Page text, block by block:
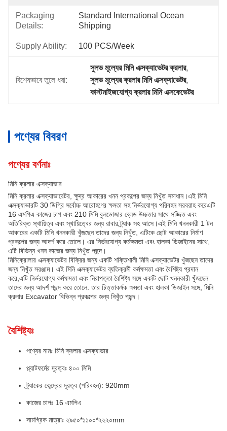
Packaging
Details:
Standard International Ocean
Shipping
Supply Ability: 100 PCS/Week
বিশেষভাবে তুলে ধরা:
সুলভ মূল্যের মিনি এক্সক্যাভেটর ক্রলার,
সুলভ মূল্যের ক্রলার মিনি এক্সক্যাভেটর,
কাস্টমাইজযোগ্য ক্রলার মিনি এক্সকেভেটর
পণ্যের বিবরণ
পণ্যের বর্ণনাঃ
মিনি ক্রলার এক্সক্যাভার
মিনি ক্রলার এক্সক্যাভারেটর, ক্ষুদ্র আকারের খনন প্রকল্পের জন্য নিখুঁত সমাধান।এই মিনি
এক্সক্যাভারটি 30 ডিগ্রি সর্বোচ্চ আরোহণের ক্ষমতা সহ নির্ভরযোগ্য পরিবহন সরবরাহ করেএটি
16 এমপিএ কাজের চাপ এবং 210 মিমি বুলডোজার ব্লেড উচ্চতার সাথে সজ্জিত এবং
অতিরিক্ত স্থায়িত্ব এবং স্থায়িত্বের জন্য রাবার ট্র্যাক সহ আসে।এই মিনি খননকারী 1 টন
আকারের একটি মিনি খননকারী খুঁজছেন তাদের জন্য নিখুঁত, এটিকে ছোট আকারের নির্মাণ
প্রকল্পের জন্য আদর্শ করে তোলে। এর নির্ভরযোগ্য কর্মক্ষমতা এবং হালকা ডিজাইনের সাথে,
এটি বিভিন্ন খনন কাজের জন্য নিখুঁত পছন্দ।
মিনিক্রোলার এক্সক্যাভেটর বিক্রির জন্য একটি শক্তিশালী মিনি এক্সক্যাভেটর খুঁজছেন তাদের
জন্য নিখুঁত সরঞ্জাম। এই মিনি এক্সক্যাভেটর ব্যতিক্রমী কর্মক্ষমতা এবং বৈশিষ্ট্য প্রদান
করে,এটি নির্ভরযোগ্য কর্মক্ষমতা এবং নিরাপত্তা বৈশিষ্ট্য সঙ্গে একটি ছোট খননকারী খুঁজছেন
তাদের জন্য আদর্শ পছন্দ করে তোলে. তার চিত্তাকর্ষক ক্ষমতা এবং হালকা ডিজাইন সঙ্গে, মিনি
ক্রলার Excavator বিভিন্ন প্রকল্পের জন্য নিখুঁত পছন্দ।
বৈশিষ্ট্যঃ
পণ্যের নামঃ মিনি ক্রলার এক্সক্যাভার
প্ল্যাটফর্মের দূরত্বঃ ৪০০ মিমি
ট্র্যাকের কেন্দ্রের দূরত্ব (পরিবহন): 920mm
কাজের চাপঃ 16 এমপিএ
সামগ্রিক মাত্রাঃ ২৯৫০*১১০০*২২২০mm